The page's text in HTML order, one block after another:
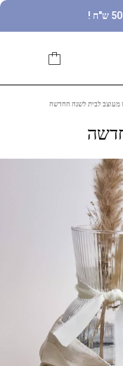
מעוצב לבית לשנה החדשה